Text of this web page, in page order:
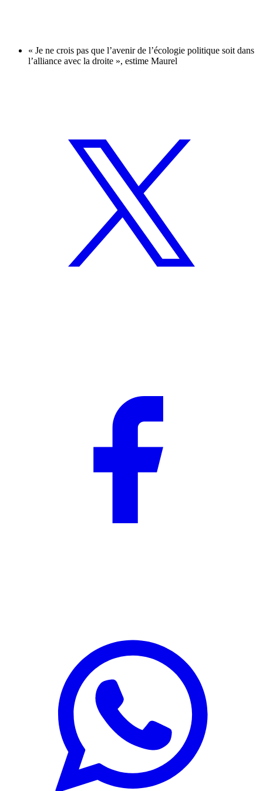
« Je ne crois pas que l’avenir de l’écologie politique soit dans
l’alliance avec la droite », estime Maurel